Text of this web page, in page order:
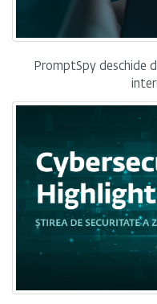
PromptSpy deschide